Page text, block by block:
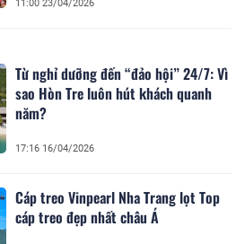
11:00 23/04/2026
Từ nghỉ dưỡng đến “đảo hội” 24/7: Vì
sao Hòn Tre luôn hút khách quanh
năm?
17:16 16/04/2026
Cáp treo Vinpearl Nha Trang lọt Top
cáp treo đẹp nhất châu Á